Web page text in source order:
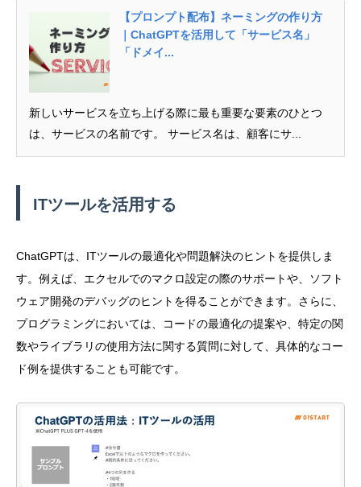
【プロンプト配布】ネーミングの作り方
｜ChatGPTを活用して「サービス名」
「ドメイ...
新しいサービスを立ち上げる際に最も重要な要素のひとつ
は、サービスの名前です。 サービス名は、顧客にサ...
ITツールを活用する
ChatGPTは、ITツールの最適化や問題解決のヒントを提供しま
す。例えば、エクセルでのマクロ設定の際のサポートや、ソフト
ウェア開発のデバッグのヒントを得ることができます。さらに、
プログラミングにおいては、コードの最適化の提案や、特定の関
数やライブラリの使用方法に関する質問に対して、具体的なコー
ド例を提供することも可能です。